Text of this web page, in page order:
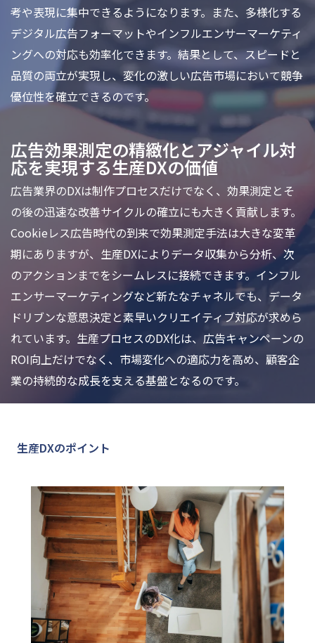
考や表現に集中できるようになります。また、多様化する
デジタル広告フォーマットやインフルエンサーマーケティ
ングへの対応も効率化できます。結果として、スピードと
品質の両立が実現し、変化の激しい広告市場において競争
優位性を確立できるのです。
広告効果測定の精緻化とアジャイル対
応を実現する生産DXの価値
広告業界のDXは制作プロセスだけでなく、効果測定とそ
の後の迅速な改善サイクルの確立にも大きく貢献します。
Cookieレス広告時代の到来で効果測定手法は大きな変革
期にありますが、生産DXによりデータ収集から分析、次
のアクションまでをシームレスに接続できます。インフル
エンサーマーケティングなど新たなチャネルでも、データ
ドリブンな意思決定と素早いクリエイティブ対応が求めら
れています。生産プロセスのDX化は、広告キャンペーンの
ROI向上だけでなく、市場変化への適応力を高め、顧客企
業の持続的な成長を支える基盤となるのです。
生産DXのポイント